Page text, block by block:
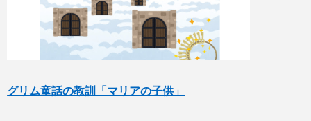
グリム童話の教訓「マリアの子供」